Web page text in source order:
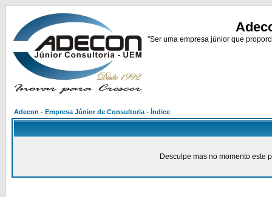
"Ser uma empresa júnior que
Adecon - Empresa Júnior de Consultoria - Índice
Desculpe mas no momento este